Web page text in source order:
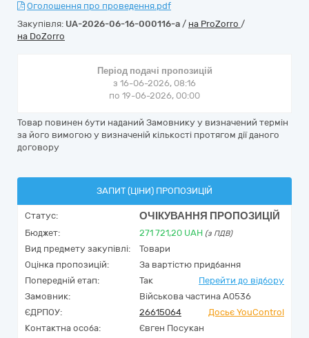
Оголошення про проведення.pdf
Закупівля: UA-2026-06-16-000116-a / на ProZorro /
на DoZorro
Період подачі пропозицій
з 16-06-2026, 08:16
по 19-06-2026, 00:00
Товар повинен бути наданий Замовнику у визначений термін
за його вимогою у визначеній кількості протягом дії даного
договору
ЗАПИТ (ЦІНИ) ПРОПОЗИЦІЙ
Статус: ОЧІКУВАННЯ ПРОПОЗИЦІЙ
Бюджет: 271 721,20 UAH (з ПДВ)
Вид предмету закупівлі:
Товари
Оцінка пропозицій:
За вартістю придбання
Попередній етап:
Так
Перейти до відбору
Замовник:
Військова частина А0536
ЄДРПОУ:
26615064
Досьє YouControl
Контактна особа:
Євген Посукан